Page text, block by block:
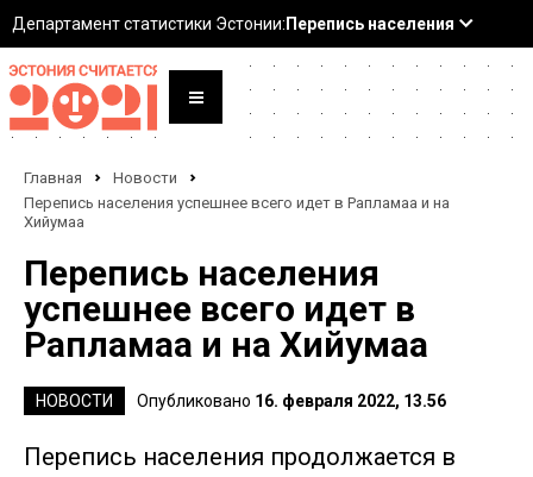
Главная
Новости
Перепись населения успешнее всего идет в Рапламаа и на
Хийумаа
Перепись населения
успешнее всего идет в
Рапламаа и на Хийумаа
НОВОСТИ Опубликовано 16. февраля 2022, 13.56
Перепись населения продолжается в